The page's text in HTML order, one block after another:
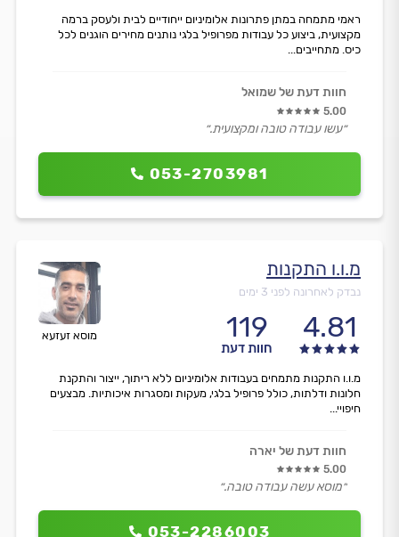
053-2703981
ראמי מתמחה במתן פתרונות אלומיניום ייחודיים לבית ולעסק ברמה
מקצועית, ביצוע כל עבודות מפרופיל בלגי נותנים מחירים הוגנים לכל
כיס. מתחייבים...
חוות דעת של שמואל
5.00
״עשו עבודה טובה ומקצועית.״
מוסא זעזעא
מ.ו.ו התקנות
נבדק לאחרונה לפני 3 ימים
4.81
119
חוות דעת
053-2286003
מ.ו.ו התקנות מתמחים בעבודות אלומיניום ללא ריתוך, ייצור והתקנת
חלונות ודלתות, כולל פרופיל בלגי, מעקות ומסגרות איכותיות. מבצעים
חיפויי...
חוות דעת של יארה
5.00
״מוסא עשה עבודה טובה.״